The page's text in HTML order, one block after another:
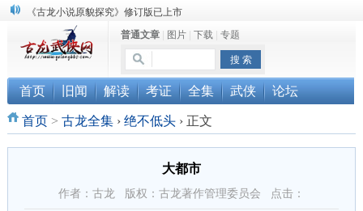
《古龙小说原貌探究》修订版已上市
顾雪衣《古龙武侠小说知见录》上市
“武侠书库”查缺补漏活动圆满结束
普通文章| 图片| 下载| 专题
首页 旧闻 解读 考证 全集 武侠 论坛
首页> 古龙全集 › 绝不低头 ›正文
大都市
作者：古龙 版权：古龙著作管理委员会 点击：